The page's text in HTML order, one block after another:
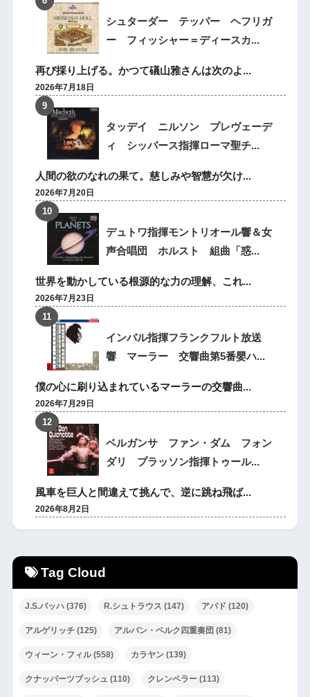
シュターダー テッパー ヘフリガ
ー フィッシャー＝ディースカ...
再び採り上げる。かつて礒山雅さんは次のよ...
2026年7月18日
タッデイ ニルソン プレヴェーデ
ィ シッパース指揮ローマ聖チ...
人間の欲のなれの果て。慈しみや智慧が欠け...
2026年7月20日
デュトワ指揮モントリオール響＆女
声合唱団 ホルスト 組曲「惑...
世界を動かしている根源的な力の理解、これ...
2026年7月23日
インバル指揮フランクフルト放送
響 マーラー 交響曲第5番嬰ハ...
僕の心に刷り込まれているマーラーの交響曲...
2026年7月29日
ベルガンサ ファン・ダム フォン
ダリ プラッソン指揮トゥール...
風車を巨人と間違えて挑んで、逆に跳ね飛ば...
2026年8月2日
Tag Cloud
J.S.バッハ(376) R.シュトラウス (147) アバド (120)
アルゲリッチ(125) アルバン・ベルク四重奏団 (81)
ウィーン・フィル(558) カラヤン(139)
クナッパーツブッシュ (110) クレンペラー(113)